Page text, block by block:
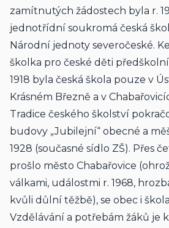
zamítnutých žádostech byla r.
jednotřídní soukromá česká
Národní jednoty severočeské.
školka pro české děti
1918 byla česká škola pouze v
Krásném Březně a v
Tradice českého školství
budovy „Jubilejní“ obecné a
1928 (současné sídlo ZŠ). Přes
prošlo město Chabařovice
válkami, událostmi r. 1968,
kvůli důlní těžbě), se obec i
Vzdělávání a potřebám žáků je